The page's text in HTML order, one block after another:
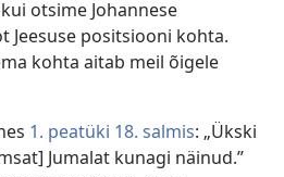
otsime Johannese
Jeesuse positsiooni kohta.
kohta aitab meil õigele
1. peatüki 18. salmis: „Ükski
Jumalat kunagi näinud.”